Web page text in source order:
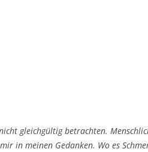
gleichgültig betrachten.
in meinen Gedanken. Wo es